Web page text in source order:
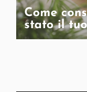
Come
stato il